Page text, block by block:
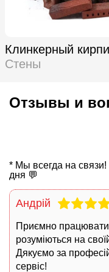
Клинкерный
Стены
Отзывы и
* Мы всегда на
дня 💬
Андрій
Приємно працювати
розуміються на
Дякуємо за
сервіс!